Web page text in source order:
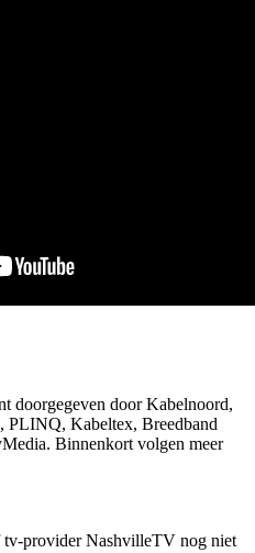
doorgegeven door Kabelnoord,
Kabeltex, Breedband
Binnenkort volgen meer
provider NashvilleTV nog niet